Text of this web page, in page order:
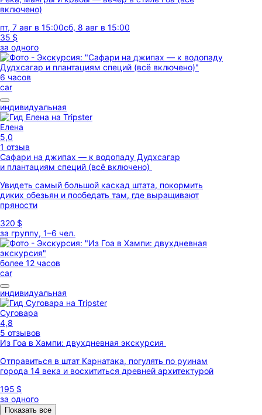
включено)
пт, 7 авг в 15:00сб, 8 авг в 15:00
35 $
за одного
6 часов
car
индивидуальная
Елена
5,0
1 отзыв
Сафари на джипах — к водопаду Дудхсагар
и плантациям специй (всё включено)
Увидеть самый большой каскад штата, покормить
диких обезьян и пообедать там, где выращивают
пряности
320 $
за группу, 1–6 чел.
более 12 часов
car
индивидуальная
Суговара
4,8
5 отзывов
Из Гоа в Хампи: двухдневная экскурсия
Отправиться в штат Карнатака, погулять по руинам
города 14 века и восхититься древней архитектурой
195 $
за одного
Показать все